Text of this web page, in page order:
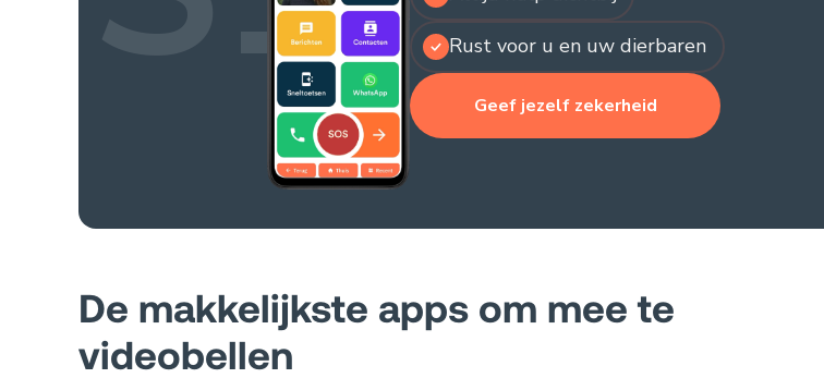
Rust voor u en uw dierbaren
Geef jezelf zekerheid
De makkelijkste apps om mee te
videobellen